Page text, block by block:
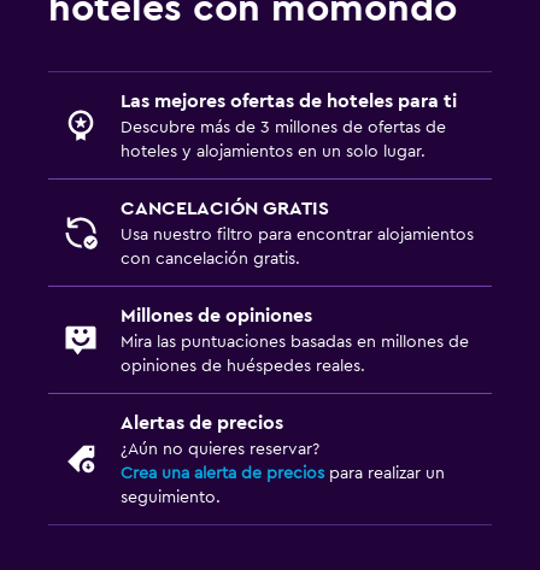
hoteles con momondo
Las mejores ofertas de hoteles para ti
Descubre más de 3 millones de ofertas de
hoteles y alojamientos en un solo lugar.
CANCELACIÓN GRATIS
Usa nuestro filtro para encontrar alojamientos
con cancelación gratis.
Millones de opiniones
Mira las puntuaciones basadas en millones de
opiniones de huéspedes reales.
Alertas de precios
¿Aún no quieres reservar?
Crea una alerta de precios para realizar un
seguimiento.